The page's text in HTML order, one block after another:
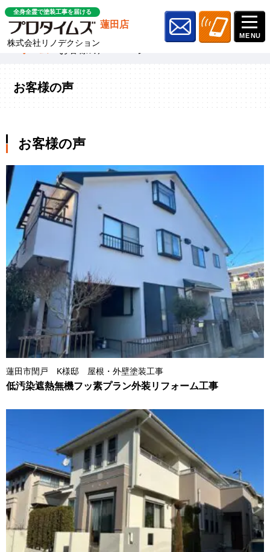
全身全霊で塗装工事を届ける
蓮田店
株式会社リノデクション
ホーム » お客様の声
お客様の声
お客様の声
蓮田市閏戸 K様邸 屋根・外壁塗装工事
低汚染遮熱無機フッ素プラン外装リフォーム工事